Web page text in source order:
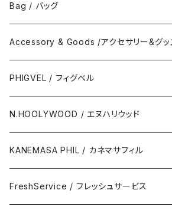
Polo Long Shirt / 長袖ポロシャツ
Polo Short Shirt / 半袖ポロシャツ
Bag / バッグ
Accessory & Goods /アクセサリー&グッ
Wallet & Coincase
Card Case
Key Hook
Room Spray
PHIGVEL / フィグベル
The Permanent / パーマネント
N.HOOLYWOOD / エヌハリウッド
KANEMASA PHIL / カネマサフィル
FreshService / フレッシュサービス